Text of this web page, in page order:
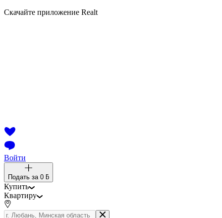
Скачайте приложение Realt
Войти
Подать за 0 ƃ
Купить
Квартиру